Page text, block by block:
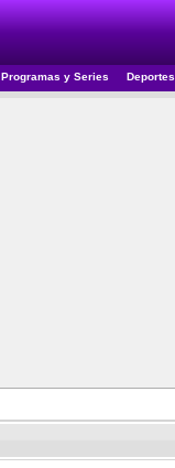
Programas y Series Deportes